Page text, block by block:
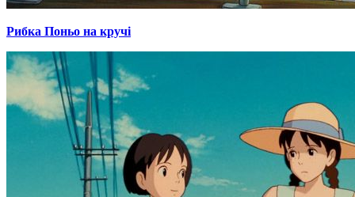
Рибка Поньо на кручі